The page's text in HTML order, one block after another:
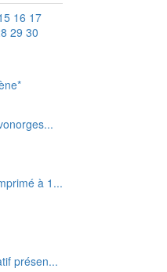
16 17
29 30
à 1...
présen...